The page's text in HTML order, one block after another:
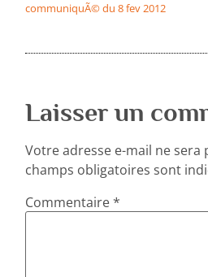
communiquÃ© du 8 fev 2012
Laisser un
Votre adresse e-mail ne sera
champs obligatoires sont
Commentaire*